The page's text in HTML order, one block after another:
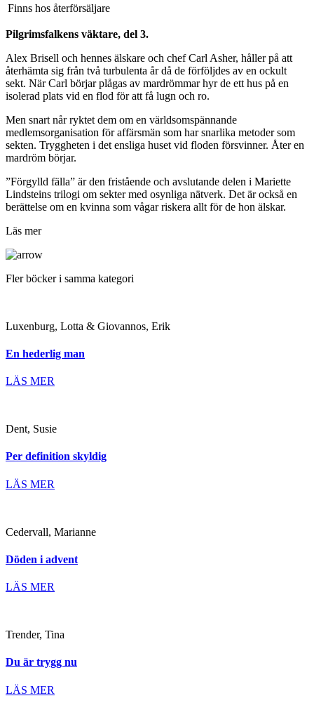
Finns hos återförsäljare
Pilgrimsfalkens väktare, del 3.
Alex Brisell och hennes älskare och chef Carl Asher, håller på att
återhämta sig från två turbulenta år då de förföljdes av en ockult
sekt. När Carl börjar plågas av mardrömmar hyr de ett hus på en
isolerad plats vid en flod för att få lugn och ro.
Men snart når ryktet dem om en världsomspännande
medlemsorganisation för affärsmän som har snarlika metoder som
sekten. Tryggheten i det ensliga huset vid floden försvinner. Åter en
mardröm börjar.
”Förgylld fälla” är den fristående och avslutande delen i Mariette
Lindsteins trilogi om sekter med osynliga nätverk. Det är också en
berättelse om en kvinna som vågar riskera allt för de hon älskar.
Läs mer
Fler böcker i samma kategori
Luxenburg, Lotta & Giovannos, Erik
En hederlig man
LÄS MER
Dent, Susie
Per definition skyldig
LÄS MER
Cedervall, Marianne
Döden i advent
LÄS MER
Trender, Tina
Du är trygg nu
LÄS MER